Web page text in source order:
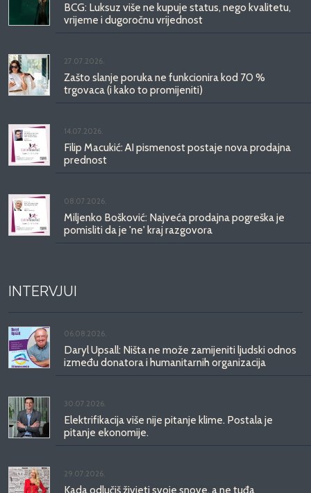
BCG: Luksuz više ne kupuje status, nego kvalitetu,
vrijeme i dugoročnu vrijednost
27.07.2026.
Zašto slanje poruka ne funkcionira kod 70 %
trgovaca (i kako to promijeniti)
14.07.2026.
Filip Macukić: AI pismenost postaje nova prodajna
prednost
08.07.2026.
Miljenko Bošković: Najveća prodajna pogreška je
pomisliti da je 'ne' kraj razgovora
INTERVJUI
06.08.2026.
Daryl Upsall: Ništa ne može zamijeniti ljudski odnos
između donatora i humanitarnih organizacija
30.07.2026.
Elektrifikacija više nije pitanje klime. Postala je
pitanje ekonomije.
29.07.2026.
Kada odlučiš živjeti svoje snove, a ne tuđa